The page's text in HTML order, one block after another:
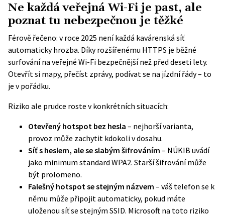
Ne každá veřejná Wi-Fi je past, ale
poznat tu nebezpečnou je těžké
Férově řečeno: v roce 2025 není každá kavárenská síť
automaticky hrozba. Díky rozšířenému HTTPS je běžné
surfování na veřejné Wi-Fi bezpečnější než před deseti lety.
Otevřít si mapy, přečíst zprávy, podívat se na jízdní řády – to
je v pořádku.
Riziko ale prudce roste v konkrétních situacích:
Otevřený hotspot bez hesla – nejhorší varianta,
provoz může zachytit kdokoli v dosahu.
Síť s heslem, ale se slabým šifrováním – NÚKIB uvádí
jako minimum standard WPA2. Starší šifrování může
být prolomeno.
Falešný hotspot se stejným názvem – váš telefon se k
němu může připojit automaticky, pokud máte
uloženou síť se stejným SSID. Microsoft na toto riziko